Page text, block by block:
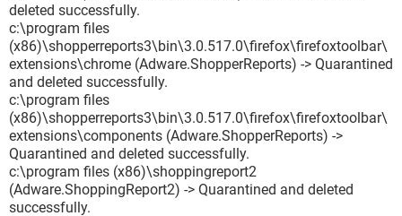
deleted successfully.
c:\program files
(x86)\shopperreports3\bin\3.0.517.0\firefox\firefoxtoolbar\
extensions\chrome (Adware.ShopperReports) -> Quarantined
and deleted successfully.
c:\program files
(x86)\shopperreports3\bin\3.0.517.0\firefox\firefoxtoolbar\
extensions\components (Adware.ShopperReports) ->
Quarantined and deleted successfully.
c:\program files (x86)\shoppingreport2
(Adware.ShoppingReport2) -> Quarantined and deleted
successfully.